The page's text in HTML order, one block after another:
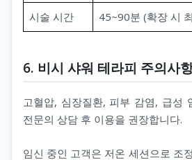
시술 시간 45~90분 (확장 시
6. 비시 샤워 테라피 주의사
고혈압, 심장질환, 피부 감염, 급성
전문의 상담 후 이용을 권장합니다.
임신 중인 고객은 저온 세션으로 조